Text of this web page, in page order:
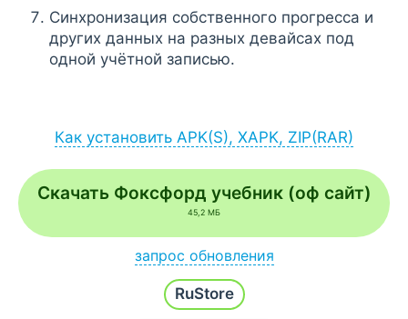
Синхронизация собственного прогресса и
других данных на разных девайсах под
одной учётной записью.
Как установить APK(S), XAPK, ZIP(RAR)
после загрузки APK-файла запустите его
через браузер (Меню - Загрузки) или
файловый менеджер;
если на экране появится сообщение
разрешить установку из неизвестных
источников, согласитесь;
Скачать Фоксфорд учебник (оф сайт)
45,2 МБ
запрос обновления
Хочу новую версию
течение часа проверит и добавит последнюю
RuStore